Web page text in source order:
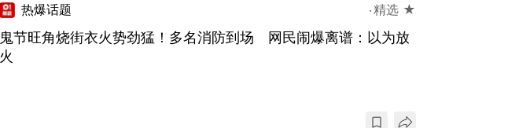
热爆话题 精选 ★
鬼节旺角烧街衣火势劲猛！多名消防到场 网民闹爆离谱：以为放
火